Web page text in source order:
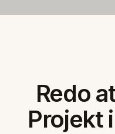
Redo
Projekt